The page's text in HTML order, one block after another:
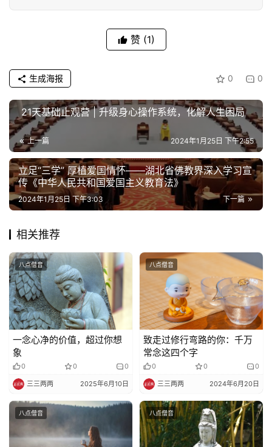
赞 (1)
0 0
生成海报
21天基础止观营 | 升级身心操作系统，化解人生困局
上一篇 2024年1月25日 下午2:55
立足“三学” 厚植爱国情怀——湖北省佛教界深入学习宣
传《中华人民共和国爱国主义教育法》
下一篇
2024年1月25日 下午3:03
相关推荐
八点僧音
一念心净的价值，超过你想
象
0 0 0
三三两两 2025年6月10日
八点僧音
致走过修行弯路的你：千万
常念这四个字
0 0 0
三三两两 2024年6月20日
八点僧音 八点僧音